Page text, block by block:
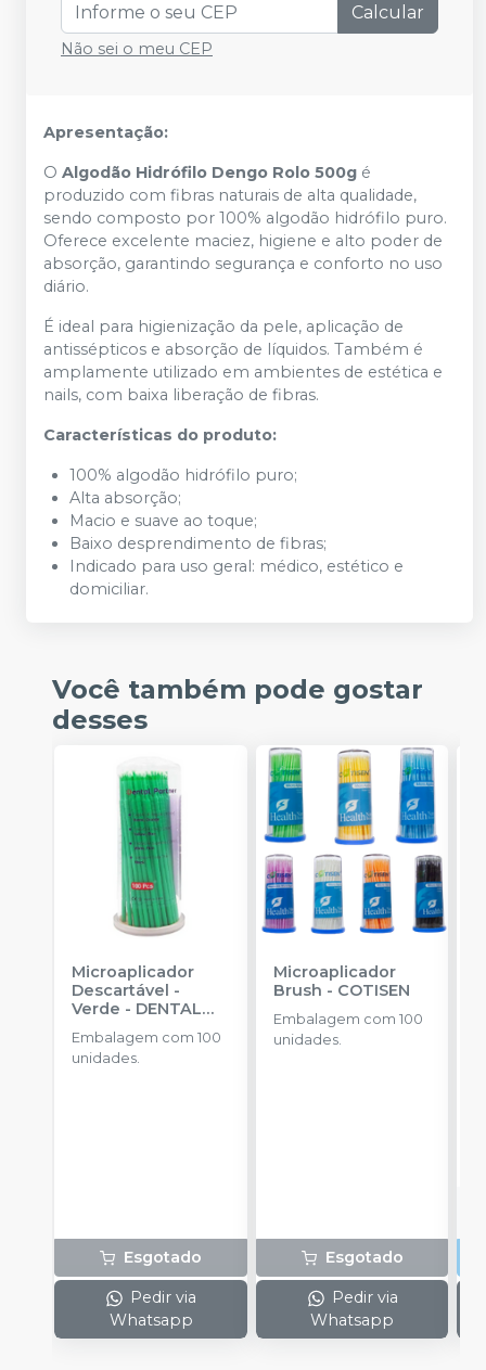
Calcular
Não sei o meu CEP
Apresentação:
O Algodão Hidrófilo Dengo Rolo 500g é
produzido com fibras naturais de alta qualidade,
sendo composto por 100% algodão hidrófilo puro.
Oferece excelente maciez, higiene e alto poder de
absorção, garantindo segurança e conforto no uso
diário.
É ideal para higienização da pele, aplicação de
antissépticos e absorção de líquidos. Também é
amplamente utilizado em ambientes de estética e
nails, com baixa liberação de fibras.
Características do produto:
100% algodão hidrófilo puro;
Alta absorção;
Macio e suave ao toque;
Baixo desprendimento de fibras;
Indicado para uso geral: médico, estético e
domiciliar.
Você também pode gostar
desses
Microaplicador
Descartável -
Verde - DENTAL
PARTNER
Embalagem com 100
unidades.
Esgotado
Pedir via
Whatsapp
Microaplicador
Brush - COTISEN
Embalagem com 100
unidades.
Esgotado
Pedir via
Whatsapp